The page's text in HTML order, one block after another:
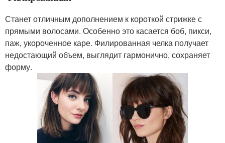
Станет отличным дополнением к короткой стрижке с
прямыми волосами. Особенно это касается боб, пикси,
паж, укороченное каре. Филированная челка получает
недостающий объем, выглядит гармонично, сохраняет
форму.